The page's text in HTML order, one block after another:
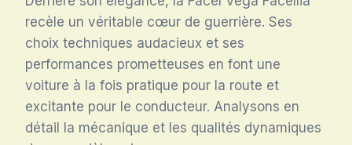
recèle un véritable cœur de guerrière. Ses
choix techniques audacieux et ses
performances prometteuses en font une
voiture à la fois pratique pour la route et
excitante pour le conducteur. Analysons en
détail la mécanique et les qualités dynamiques